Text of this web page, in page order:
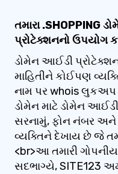
તમારા .SHOPPING
પ્રોટેક્શનનો ઉપયોગ
ડોમેન આઈડી પ્રોટેક્શન
માહિતીને કોઈપણ
નામ પર whois લુકઅપ
ડોમેન માટે ડોમેન
સરનામું, ફોન નંબર
વ્યક્તિને દેખાય છે જે
<br>આ તમારી
સદભાગ્યે, SITE123